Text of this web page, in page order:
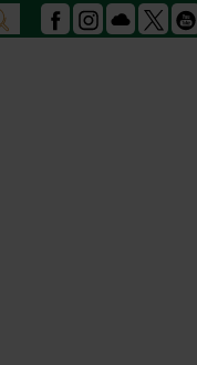
Facebook
Instagram
Podcast